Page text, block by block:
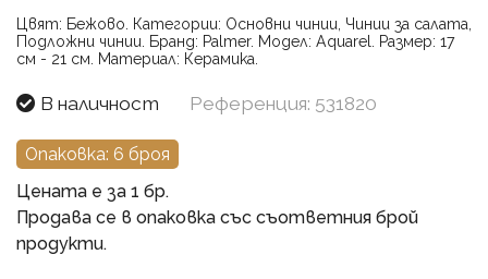
Цвят: Бежово. Категории: Основни чинии, Чинии за салата,
Подложни чинии. Бранд: Palmer. Модел: Aquarel. Размер: 17
см - 21 см. Материал: Керамика.
В наличност Референция: 531820
Опаковка: 6 броя
Цената е за 1 бр.
Продава се в опаковка със съответния брой
продукти.